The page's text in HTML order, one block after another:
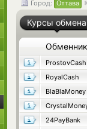
Город: Оттава
Курсы обмена
Обменник
ProstovCash
RoyalCash
BlaBlaMoney
24PayBank